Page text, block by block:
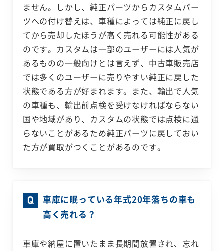
ません。しかし、純正パーツからカスタムパー
ツへの付け替えは、車種によっては純正に戻し
てから売却したほうが高く売れる可能性がある
のです。カスタムは一部のユーザーには人気が
あるものの一般向けとは言えず、中古車販売店
では多くのユーザーに売りやすい純正に戻した
状態である方が好まれます。また、輸出で人気
の車種も、輸出前点検を受けなければならない
国や地域があり、カスタムの状態では点検に通
らないことがあるため純正パーツに戻しておい
た方が買取がつくことがあるのです。
車庫に眠っている年式20年落ちの車も
高く売れる？
車庫や納屋に置いたまま長期間放置され、忘れ